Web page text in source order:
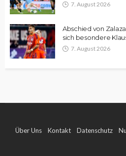
7. August 2026
Abschied von
sich besondere
7. August 2026
Über Uns Kontakt Datenschutz